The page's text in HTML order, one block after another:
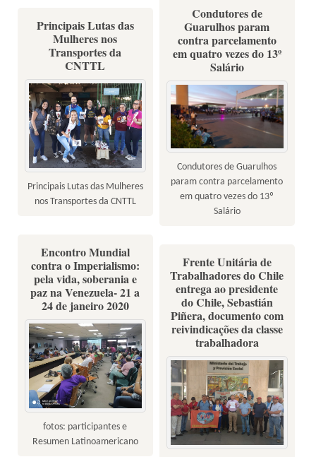
Condutores de
Guarulhos param
contra parcelamento
em quatro vezes do 13º
Salário
Condutores de Guarulhos
param contra parcelamento
em quatro vezes do 13º
Salário
Principais Lutas das
Mulheres nos
Transportes da
CNTTL
Principais Lutas das Mulheres
nos Transportes da CNTTL
Encontro Mundial
contra o Imperialismo:
pela vida, soberania e
paz na Venezuela- 21 a
24 de janeiro 2020
fotos: participantes e
Resumen Latinoamericano
Frente Unitária de
Trabalhadores do Chile
entrega ao presidente
do Chile, Sebastián
Piñera, documento com
reivindicações da classe
trabalhadora